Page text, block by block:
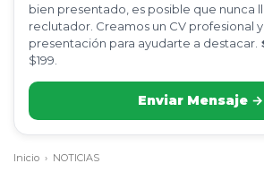
bien presentado, es posible que nunca
reclutador. Creamos un CV profesional
presentación para ayudarte a destacar.
$199.
Enviar Mensaje →
Inicio › NOTICIAS